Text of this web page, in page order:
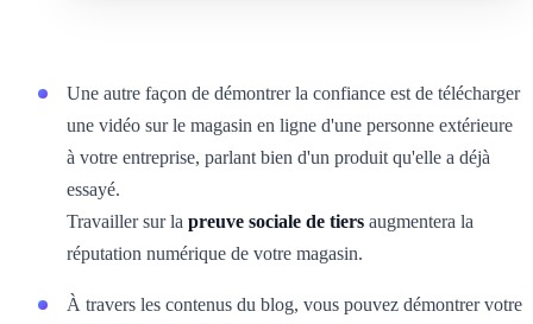
Une autre façon de démontrer la confiance est de télécharger
une vidéo sur le magasin en ligne d'une personne extérieure
à votre entreprise, parlant bien d'un produit qu'elle a déjà
essayé.
Travailler sur la preuve sociale de tiers augmentera la
réputation numérique de votre magasin.
À travers les contenus du blog, vous pouvez démontrer votre